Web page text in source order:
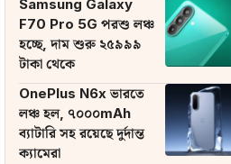
Samsung Galaxy
F70 Pro 5G পরশু লঞ্চ
হচ্ছে, দাম শুরু ২৫৯৯৯
টাকা থেকে
OnePlus N6x ভারতে
লঞ্চ হল, ৭০০০mAh
ব্যাটারি সহ রয়েছে দুর্দান্ত
ক্যামেরা